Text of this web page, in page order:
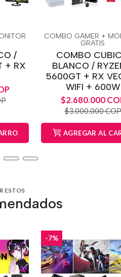
/
+ RX
COMBO GAMER +
GRATIS
COMBO
BLANCO /
5600GT + RX
WIFI + 600W
$2.680.000
$3.000.000 COP
AGREGAR AL
ESTOS
-7%